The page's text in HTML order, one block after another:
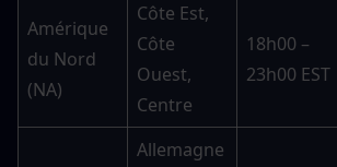
Amérique
du Nord
(NA)
Côte Est,
Côte
Ouest,
Centre
18h00 –
23h00 EST
Allemagne